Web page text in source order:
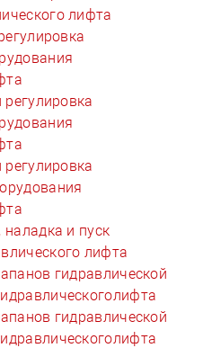
лифта
и пуск
лифта
гидравлической
гидравлической